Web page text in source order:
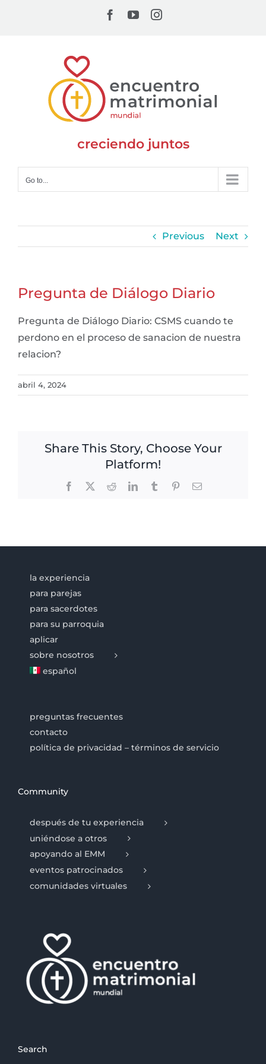
Facebook
YouTubeInstagram
creciendo juntos
Go to...
Previous Next
Pregunta de Diálogo Diario
Pregunta de Diálogo Diario: CSMS cuando te
perdono en el proceso de sanacion de nuestra
relacion?
abril 4, 2024
Share This Story, Choose Your
Platform!
Facebook RedditLinkedInTumblr PinterestEmail
la experiencia
para parejas
para sacerdotes
para su parroquia
aplicar
sobre nosotros
español
preguntas frecuentes
contacto
política de privacidad – términos de servicio
Community
después de tu experiencia
uniéndose a otros
apoyando al EMM
eventos patrocinados
comunidades virtuales
Search